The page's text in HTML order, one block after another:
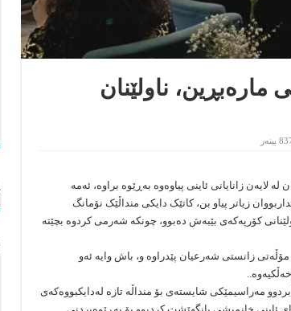
مارەبڕین، ناولێنان
بینەر
لایەن زانایانی ئاینی پیاوەوە بەڕێوە براوە، ئەمە
زیاتر پیاو بن، کاتێک دایکی منداڵێک نۆمانگ
کۆرپەکەی بێبەش دەبوو، چونکە شەرمی کردوە بچێتە
مۆڵەتی زانستی شەرعیان پێدراوە و، باش وایە ئەو
مەراسیمێکی شایستەی بۆ منداڵە تازە لەدایکبووەکەی